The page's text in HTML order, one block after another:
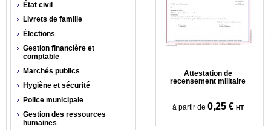
Attestation de
recensement militaire
à partir de 0,25 € HT
État civil
Livrets de famille
Élections
Gestion financière et
comptable
Marchés publics
Hygiène et sécurité
Police municipale
Gestion des ressources
humaines